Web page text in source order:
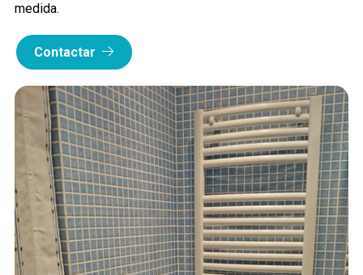
medida.
Contactar